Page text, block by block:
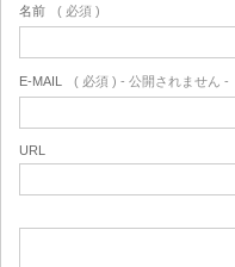
名前 ( 必須 )
E-MAIL ( 必須 ) - 公開されません -
URL